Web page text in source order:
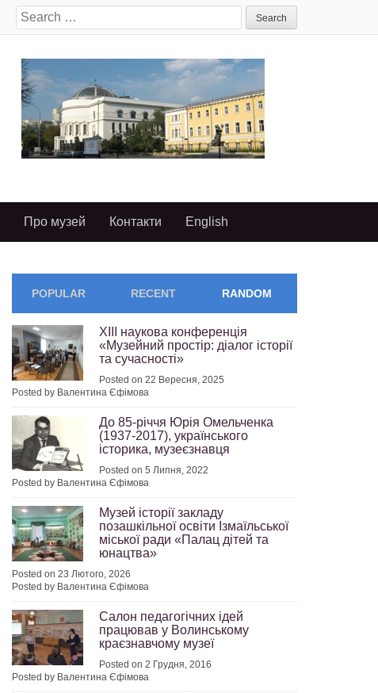
Search
for:
Про музей Контакти English
POPULAR RECENT RANDOM
ХІІІ наукова конференція
«Музейний простір: діалог історії
та сучасності»
Posted on 22 Вересня, 2025
Posted by Валентина Єфімова
До 85-річчя Юрія Омельченка
(1937-2017), українського
історика, музеєзнавця
Posted on 5 Липня, 2022
Posted by Валентина Єфімова
Музей історії закладу
позашкільної освіти Ізмаїльської
міської ради «Палац дітей та
юнацтва»
Posted on 23 Лютого, 2026
Posted by Валентина Єфімова
Салон педагогічних ідей
працював у Волинському
краєзнавчому музеї
Posted on 2 Грудня, 2016
Posted by Валентина Єфімова